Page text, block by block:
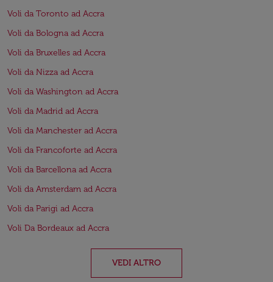
Voli da Toronto ad Accra
Voli da Bologna ad Accra
Voli da Bruxelles ad Accra
Voli da Nizza ad Accra
Voli da Washington ad Accra
Voli da Madrid ad Accra
Voli da Manchester ad Accra
Voli da Francoforte ad Accra
Voli da Barcellona ad Accra
Voli da Amsterdam ad Accra
Voli da Parigi ad Accra
Voli Da Bordeaux ad Accra
VEDI ALTRO